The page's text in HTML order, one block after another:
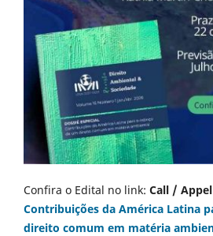
Confira o Edital no link: Call / Appel
Contribuições da América Latina
direito comum em matéria